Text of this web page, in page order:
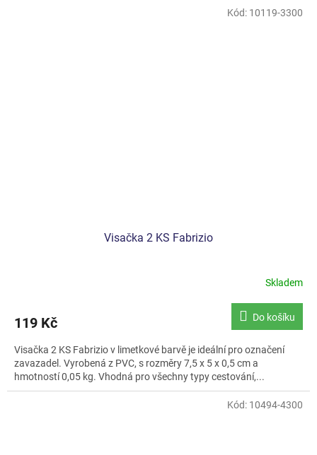
Visačka 2 KS Fabrizio
Skladem
119 Kč Do košíku
Visačka 2 KS Fabrizio v limetkové barvě je ideální pro označení
zavazadel. Vyrobená z PVC, s rozměry 7,5 x 5 x 0,5 cm a
hmotností 0,05 kg. Vhodná pro všechny typy cestování,...
Kód: 10119-3300
Kód: 10494-4300